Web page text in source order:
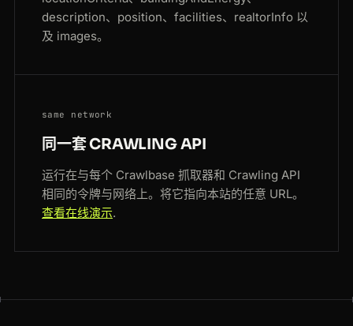
description、position、facilities、realtorInfo 以
及 images。
same network
同一套 CRAWLING API
运行在与每个 Crawlbase 抓取器和 Crawling API
相同的令牌与网络上。将它指向本站的任意 URL。
查看在线演示.